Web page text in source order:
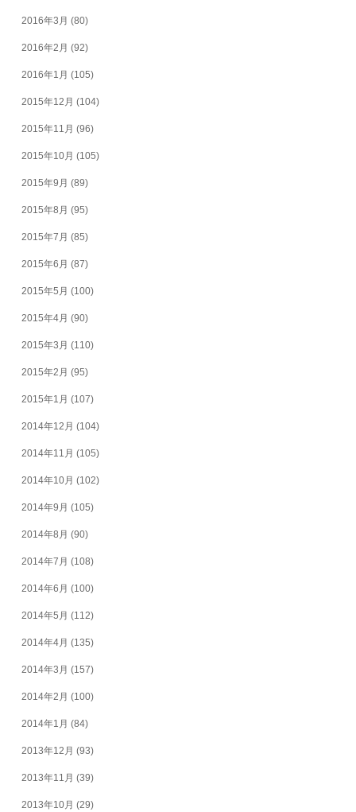
2016年3月 (80)
2016年2月 (92)
2016年1月 (105)
2015年12月 (104)
2015年11月 (96)
2015年10月 (105)
2015年9月 (89)
2015年8月 (95)
2015年7月 (85)
2015年6月 (87)
2015年5月 (100)
2015年4月 (90)
2015年3月 (110)
2015年2月 (95)
2015年1月 (107)
2014年12月 (104)
2014年11月 (105)
2014年10月 (102)
2014年9月 (105)
2014年8月 (90)
2014年7月 (108)
2014年6月 (100)
2014年5月 (112)
2014年4月 (135)
2014年3月 (157)
2014年2月 (100)
2014年1月 (84)
2013年12月 (93)
2013年11月 (39)
2013年10月 (29)